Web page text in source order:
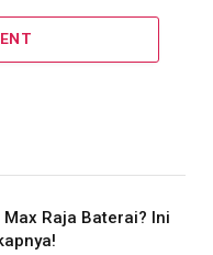
Raja Baterai? Ini